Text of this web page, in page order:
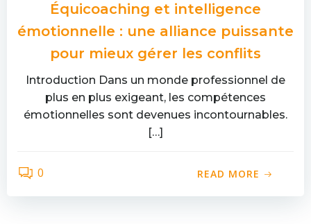
Équicoaching et intelligence
émotionnelle : une alliance puissante
pour mieux gérer les conflits
Introduction Dans un monde professionnel de
plus en plus exigeant, les compétences
émotionnelles sont devenues incontournables.
[…]
0 READ MORE